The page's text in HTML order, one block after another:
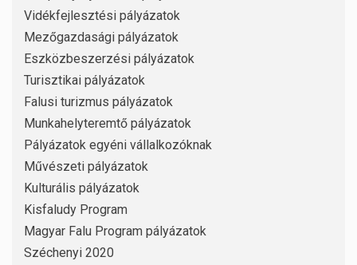
Vidékfejlesztési pályázatok
Mezőgazdasági pályázatok
Eszközbeszerzési pályázatok
Turisztikai pályázatok
Falusi turizmus pályázatok
Munkahelyteremtő pályázatok
Pályázatok egyéni vállalkozóknak
Művészeti pályázatok
Kulturális pályázatok
Kisfaludy Program
Magyar Falu Program pályázatok
Széchenyi 2020